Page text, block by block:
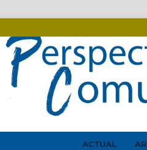
ACTUAL